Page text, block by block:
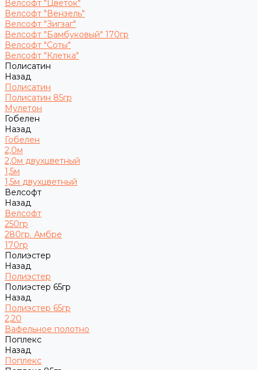
Велсофт "Цветок"
Велсофт "Вензель"
Велсофт "Зигзаг"
Велсофт "Бамбуковый" 170гр
Велсофт "Соты"
Велсофт "Клетка"
Полисатин
Назад
Полисатин
Полисатин 85гр
Мулетон
Гобелен
Назад
Гобелен
2,0м
2,0м двухцветный
1,5м
1,5м двухцветный
Велсофт
Назад
Велсофт
250гр
280гр. Амбре
170гр
Полиэстер
Назад
Полиэстер
Полиэстер 65гр
Назад
Полиэстер 65гр
2,20
Вафельное полотно
Поплекс
Назад
Поплекс